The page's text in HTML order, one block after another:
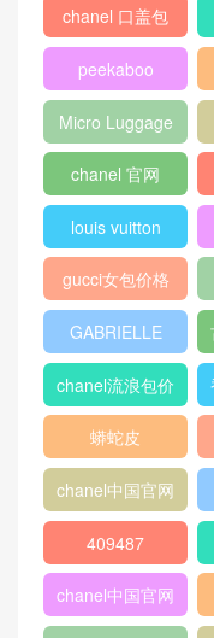
热门标签
chanel 口盖包
peekaboo
Micro Luggage
chanel 官网
louis vuitton
gucci女包价格
GABRIELLE
chanel流浪包价
格
蟒蛇皮